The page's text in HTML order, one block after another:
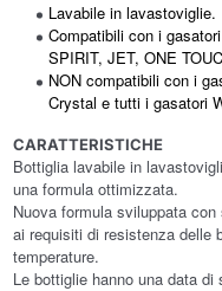
Lavabile in lavastoviglie.
Compatibili con i
SPIRIT, JET, ONE
NON compatibili con i
Crystal e tutti i gasatori
CARATTERISTICHE
Bottiglia lavabile in
una formula ottimizzata.
Nuova formula sviluppata
ai requisiti di resistenza delle
temperature.
Le bottiglie hanno una data